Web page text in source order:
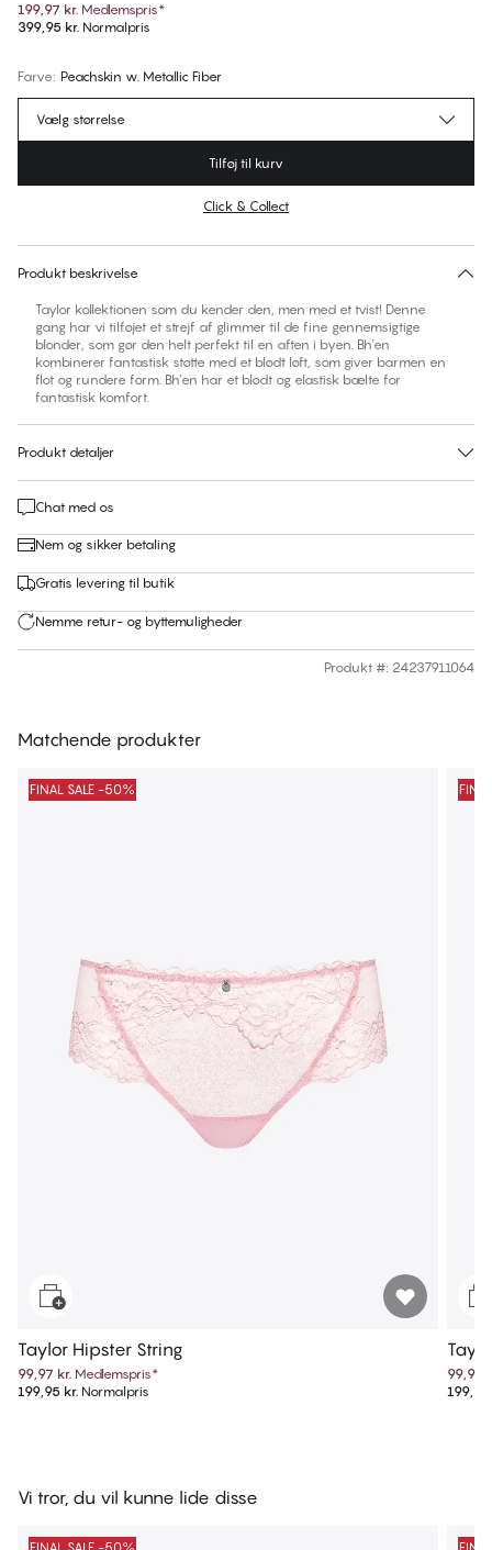
199,97 kr. Medlemspris*
399,95 kr. Normalpris
Farve: Peachskin w. Metallic Fiber
Vælg størrelse
Tilføj til kurv
Click & Collect
Produkt beskrivelse
Taylor kollektionen som du kender den, men med et tvist! Denne
gang har vi tilføjet et strejf af glimmer til de fine gennemsigtige
blonder, som gør den helt perfekt til en aften i byen. Bh'en
kombinerer fantastisk støtte med et blødt løft, som giver barmen en
flot og rundere form. Bh'en har et blødt og elastisk bælte for
fantastisk komfort.
Produkt detaljer
Chat med os
Nem og sikker betaling
Gratis levering til butik
Nemme retur- og byttemuligheder
Produkt #: 24237911064
Matchende produkter
FINAL SALE -50%
Taylor Hipster String
99,97 kr. Medlemspris*
199,95 kr. Normalpris
99,97
199,95
Vi tror, du vil kunne lide disse